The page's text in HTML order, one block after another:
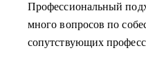
Профессиональный
много вопросов по
сопутствующих